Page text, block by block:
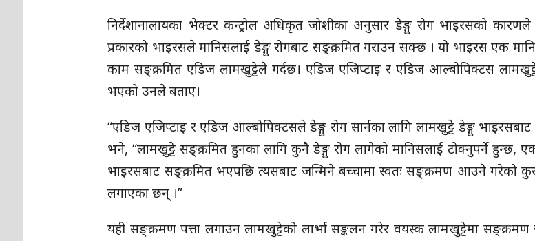
निर्देशानालायका भेक्टर कन्ट्रोल अधिकृत जोशीका अनुसार डेङ्गु रोग भाइरसको कारणले
प्रकारको भाइरसले मानिसलाई डेङ्गु रोगबाट सङ्क्रमित गराउन सक्छ । यो भाइरस एक
काम सङ्क्रमित एडिज लामखुट्टेले गर्दछ। एडिज एजिप्टाइ र एडिज आल्बोपिक्टस
भएको उनले बताए।
“एडिज एजिप्टाइ र एडिज आल्बोपिक्टसले डेङ्गु रोग सार्नका लागि लामखुट्टे डेङ्गु
भने, “लामखुट्टे सङ्क्रमित हुनका लागि कुनै डेङ्गु रोग लागेको मानिसलाई टोक्नुपर्ने हुन्छ,
भाइरसबाट सङ्क्रमित भएपछि त्यसबाट जन्मिने बच्चामा स्वतः सङ्क्रमण आउने गरेको कुरा
लगाएका छन् ।”
यही सङ्क्रमण पत्ता लगाउन लामखुट्टेको लार्भा सङ्कलन गरेर वयस्क लामखुट्टेमा